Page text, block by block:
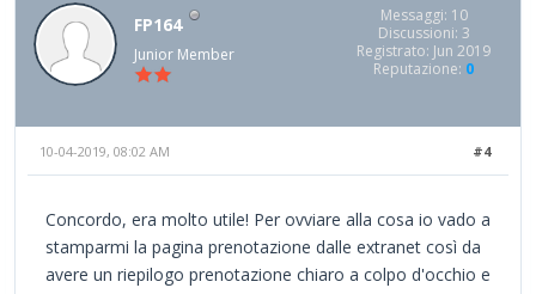
FP164
Junior Member
Messaggi: 10
Discussioni: 3
Registrato: Jun 2019
Reputazione: 0
#4
10-04-2019, 08:02 AM
Concordo, era molto utile! Per ovviare alla cosa io vado a
stamparmi la pagina prenotazione dalle extranet così da
avere un riepilogo prenotazione chiaro a colpo d'occhio e